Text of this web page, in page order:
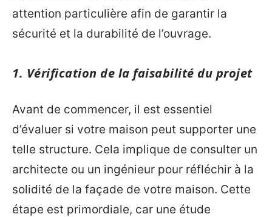
attention particulière afin de garantir la
sécurité et la durabilité de l’ouvrage.
1. Vérification de la faisabilité du projet
Avant de commencer, il est essentiel
d’évaluer si votre maison peut supporter une
telle structure. Cela implique de consulter un
architecte ou un ingénieur pour réfléchir à la
solidité de la façade de votre maison. Cette
étape est primordiale, car une étude